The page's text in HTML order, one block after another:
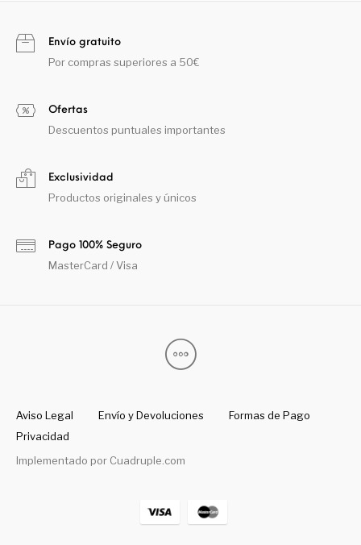
Envío gratuito
Por compras superiores a 50€
Ofertas
Descuentos puntuales importantes
Exclusividad
Productos originales y únicos
Pago 100% Seguro
MasterCard / Visa
Aviso Legal Envío y Devoluciones
Formas de Pago
Privacidad
Implementado por Cuadruple.com